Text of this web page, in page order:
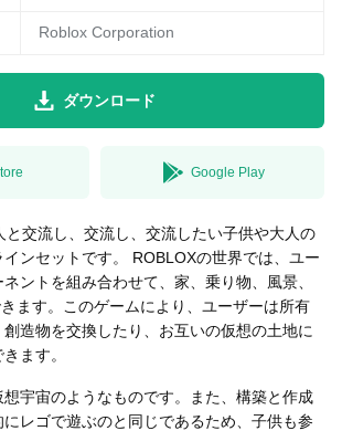
ム
Roblox Corporation
ダウンロード
Google Play
と交流し、交流し、交流したい子供や大人の
ンセットです。 ROBLOXの世界では、ユー
ントを組み合わせて、家、乗り物、風景、
ます。このゲームにより、ユーザーは所有
造物を交換したり、お互いの仮想の土地に
ます。
宇宙のようなものです。また、構築と作成
レゴで遊ぶのと同じであるため、子供も参